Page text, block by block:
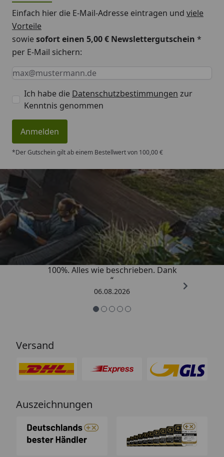
Einfach hier die E-Mail-Adresse eintragen und viele
Vorteile
sowiesofort einen 5,00 € Newslettergutschein *
per E-Mail sichern:
Keine Eingabe erforderlich
Eingabe erforderlich
E-Mail *
Ich habe die Datenschutzbestimmungen zur
Kenntnis genommen
Anmelden
*Der Gutschein gilt ab einem Bestellwert von 100,00 €
Trusted Shops
4,83/ 5
„Super schnell gelifert. Ware passt
100%. Alles wie beschrieben. Dank
“
06.08.2026
Versand
Auszeichnungen